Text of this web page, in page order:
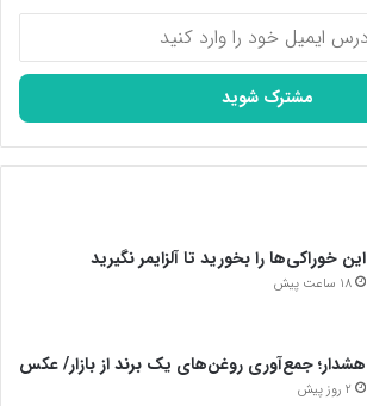
این خوراکی‌ها را بخورید تا آلزایمر نگیرید
18 ساعت پیش
هشدار؛ جمع‌آوری روغن‌های یک برند از بازار/ عکس
2 روز پیش